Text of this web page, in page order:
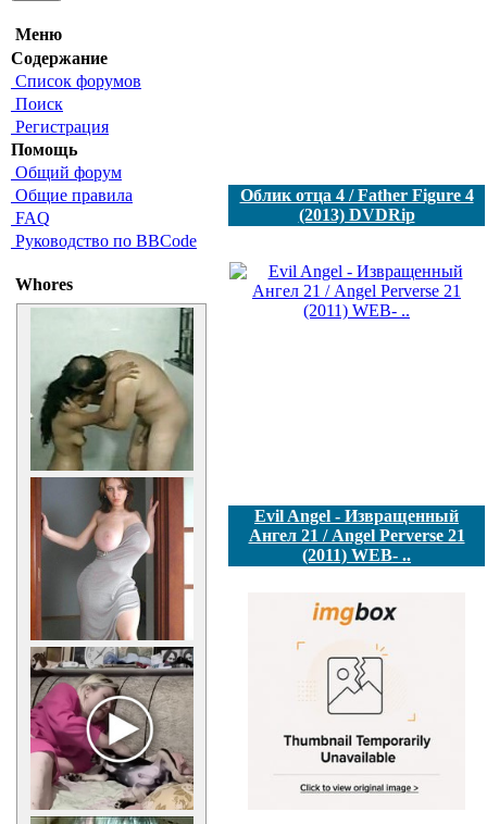
Меню
Содержание
Список форумов
Поиск
Регистрация
Помощь
Общий форум
Общие правила
FAQ
Руководство по BBCode
Whores
Облик отца 4 / Father Figure 4
(2013) DVDRip
Evil Angel - Извращенный
Ангел 21 / Angel Perverse 21
(2011) WEB- ..